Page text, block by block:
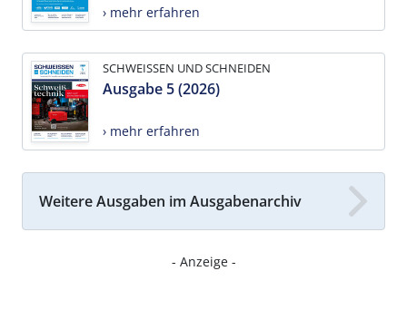
› mehr erfahren
SCHWEISSEN UND SCHNEIDEN
Ausgabe 5 (2026)
› mehr erfahren
Weitere Ausgaben im Ausgabenarchiv
- Anzeige -